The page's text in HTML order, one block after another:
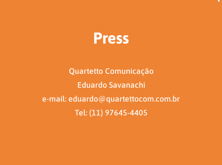
Press
Quartetto Comunicação
Eduardo Savanachi
e-mail: eduardo@quartettocom.com.br
Tel: (11) 97645-4405